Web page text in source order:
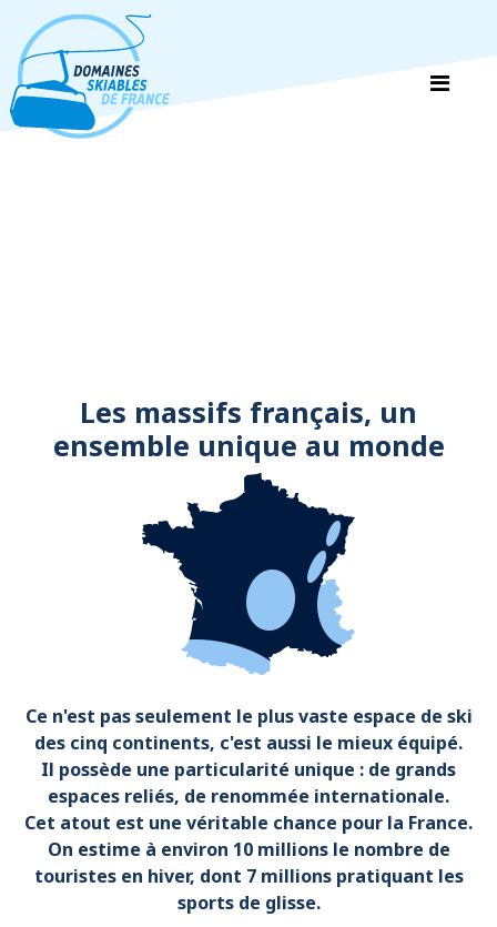
Les massifs français, un
ensemble unique au monde
Ce n'est pas seulement le plus vaste espace de ski
des cinq continents, c'est aussi le mieux équipé.
Il possède une particularité unique : de grands
espaces reliés, de renommée internationale.
Cet atout est une véritable chance pour la France.
On estime à environ 10 millions le nombre de
touristes en hiver, dont 7 millions pratiquant les
sports de glisse.
Panneau de gestion des cookies